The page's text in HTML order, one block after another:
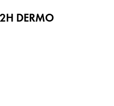
DERMO